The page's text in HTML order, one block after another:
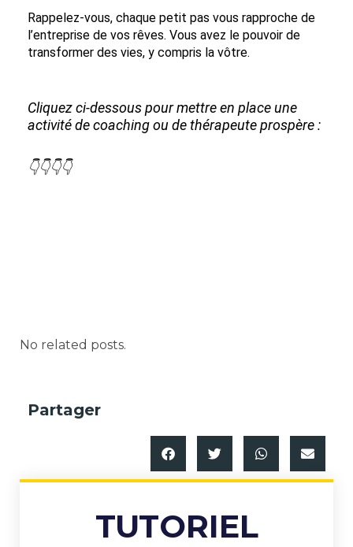
Rappelez-vous, chaque petit pas vous rapproche de
l’entreprise de vos rêves. Vous avez le pouvoir de
transformer des vies, y compris la vôtre.
Cliquez ci-dessous pour mettre en place une
activité de coaching ou de thérapeute prospère :
👇👇👇👇
No related posts.
Partager
TUTORIEL